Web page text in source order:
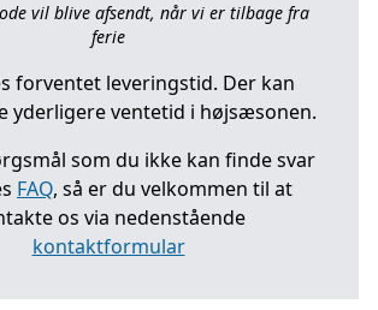
vil blive afsendt, når vi er tilbage fra
ferie
forventet leveringstid. Der kan
yderligere ventetid i højsæsonen.
som du ikke kan finde svar
FAQ, så er du velkommen til at
os via nedenstående
kontaktformular